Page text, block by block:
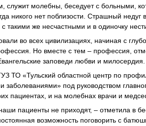
служит молебны, беседует с больными,
никого нет поблизости. Страшный недуг
такими же несчастными и в одиночку
во всех цивилизациях, начиная с
Но вместе с тем – профессия,
заповеди любви и милосердия.
ТО «Тульский областной центр по
заболеваниями» под руководством
пациентах, и на молебнах врачи и
пациенты не приходят, – отметила в
возможность поговорить с